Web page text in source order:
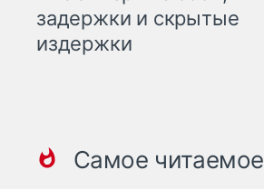
задержки и скрытые
издержки
Самое читаемое